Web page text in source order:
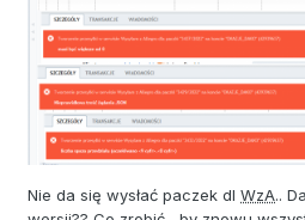
Nie da się wysłać paczek dl WzA..